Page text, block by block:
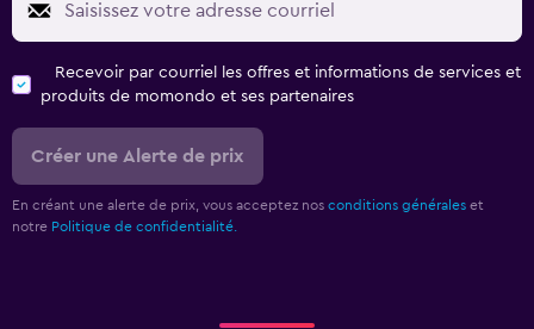
Recevoir par courriel les offres et informations de services et
produits de momondo et ses partenaires
Créer une Alerte de prix
En créant une alerte de prix, vous acceptez nos conditions générales et
notre Politique de confidentialité.